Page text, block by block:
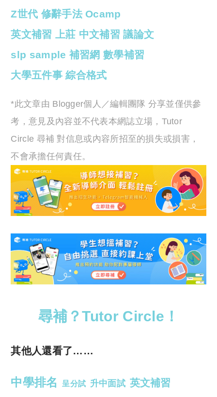
Z世代 修辭手法 Ocamp
英文補習 上莊 中文補習 議論文
slp sample 補習網 數學補習
大學五件事 綜合格式
*此文章由 Blogger個人／編輯團隊 分享並僅供參
考，意見及內容並不代表本網誌立場，Tutor
Circle 尋補 對信息或內容所招至的損失或損害，
不會承擔任何責任。
尋補？Tutor Circle！
其他人還看了……
中學排名 呈分試 升中面試 英文補習